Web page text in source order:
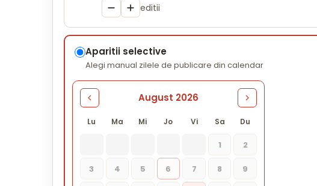
editii
Aparitii selective
Alegi manual zilele de publicare din calendar
August 2026
Lu Ma Mi Jo Vi Sa Du
1 2
3 4 5 6 7 8 9